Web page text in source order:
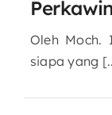
Oleh
siapa yang